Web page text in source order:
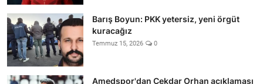
Barış Boyun: PKK yetersiz, yeni örgüt
kuracağız
Temmuz 15, 2026 0
Amedspor'dan Çekdar Orhan açıklaması